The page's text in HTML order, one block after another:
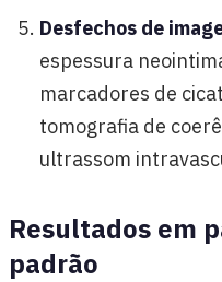
Desfechos de
espessura
marcadores de
tomografia de
ultrassom
Resultados em
padrão